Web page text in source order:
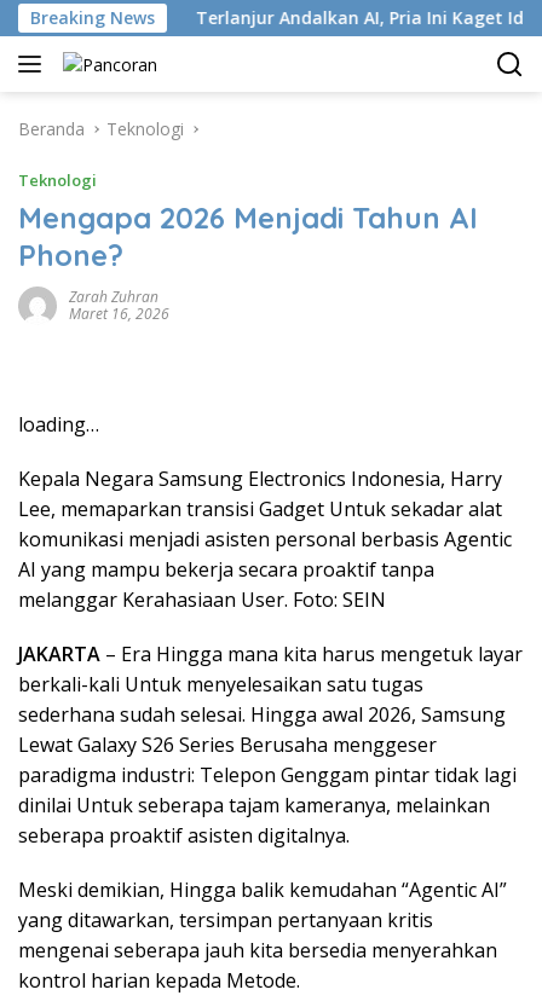
Langsung
ke
konten
Breaking News
ISP Terlanjur Andalkan AI, Pria Ini Kaget Idap
Beranda Teknologi
Teknologi
Mengapa 2026 Menjadi Tahun AI
Phone?
Zarah Zuhran
Maret 16, 2026
loading…
Kepala Negara Samsung Electronics Indonesia, Harry
Lee, memaparkan transisi Gadget Untuk sekadar alat
komunikasi menjadi asisten personal berbasis Agentic
AI yang mampu bekerja secara proaktif tanpa
melanggar Kerahasiaan User. Foto: SEIN
JAKARTA – Era Hingga mana kita harus mengetuk layar
berkali-kali Untuk menyelesaikan satu tugas
sederhana sudah selesai. Hingga awal 2026, Samsung
Lewat Galaxy S26 Series Berusaha menggeser
paradigma industri: Telepon Genggam pintar tidak lagi
dinilai Untuk seberapa tajam kameranya, melainkan
seberapa proaktif asisten digitalnya.
Meski demikian, Hingga balik kemudahan “Agentic AI”
yang ditawarkan, tersimpan pertanyaan kritis
mengenai seberapa jauh kita bersedia menyerahkan
kontrol harian kepada Metode.